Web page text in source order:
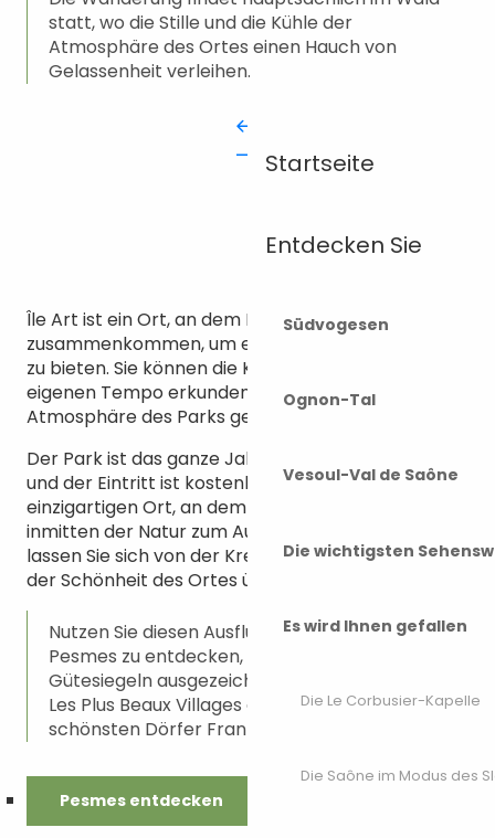
Startseite
Entdecken Sie
Südvogesen
Ognon-Tal
Vesoul-Val de Saône
Die wichtigsten
Es wird Ihnen gefallen
Die Le Corbusier-Kapelle
Die Saône im Modus des
statt, wo die Stille und die Kühle der
Atmosphäre des Ortes einen Hauch von
Gelassenheit verleihen.
Île Art ist ein Ort, an dem Kunst und Natur
zusammenkommen, um einen originellen Ausflug
zu bieten. Sie können die Kunstwerke in Ihrem
eigenen Tempo erkunden und die friedliche
Atmosphäre des Parks genießen.
Der Park ist das ganze Jahr über frei zugänglich
und der Eintritt ist kostenlos. Entdecken Sie diesen
einzigartigen Ort, an dem zeitgenössische Kunst
inmitten der Natur zum Ausdruck kommt, und
lassen Sie sich von der Kreativität der Künstler und
der Schönheit des Ortes überraschen.
Nutzen Sie diesen Ausflug, um die Stadt
Pesmes zu entdecken, die mit drei
Gütesiegeln ausgezeichnet wurde, darunter
Les Plus Beaux Villages de France (Die
schönsten Dörfer Frankreichs).
Pesmes entdecken